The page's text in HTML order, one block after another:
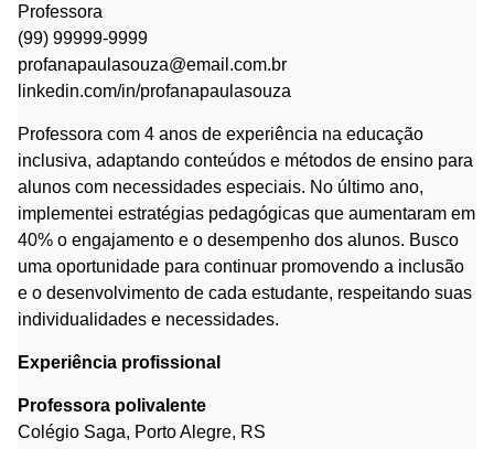
Professora
(99) 99999-9999
profanapaulasouza@email.com.br
linkedin.com/in/profanapaulasouza
Professora com 4 anos de experiência na educação
inclusiva, adaptando conteúdos e métodos de ensino para
alunos com necessidades especiais. No último ano,
implementei estratégias pedagógicas que aumentaram em
40% o engajamento e o desempenho dos alunos. Busco
uma oportunidade para continuar promovendo a inclusão
e o desenvolvimento de cada estudante, respeitando suas
individualidades e necessidades.
Experiência profissional
Professora polivalente
Colégio Saga, Porto Alegre, RS